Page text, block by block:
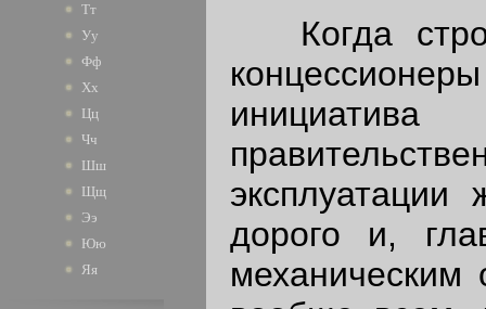
Тт
Уу
Фф
Хх
Цц
Чч
Шш
Щщ
Ээ
Юю
Яя
Когда
эксплуатации
дорого и,
механическим